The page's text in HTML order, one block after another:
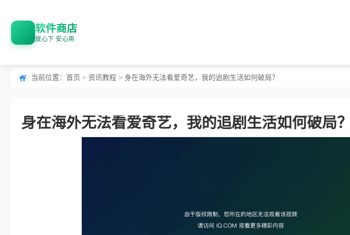
软件商店
放心下 安心用
当前位置： 首页 > 资讯教程 > 身在海外无法看爱奇艺，我的追剧生活如何破局？
身在海外无法看爱奇艺，我的追剧生活如何破局？